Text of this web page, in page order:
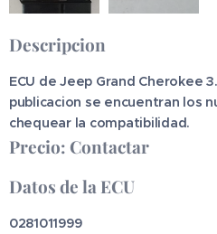
Descripcion
ECU de Jeep Grand Cherokee
publicacion se encuentran los
chequear la compatibilidad.
Precio: Contactar
Datos de la ECU
0281011999